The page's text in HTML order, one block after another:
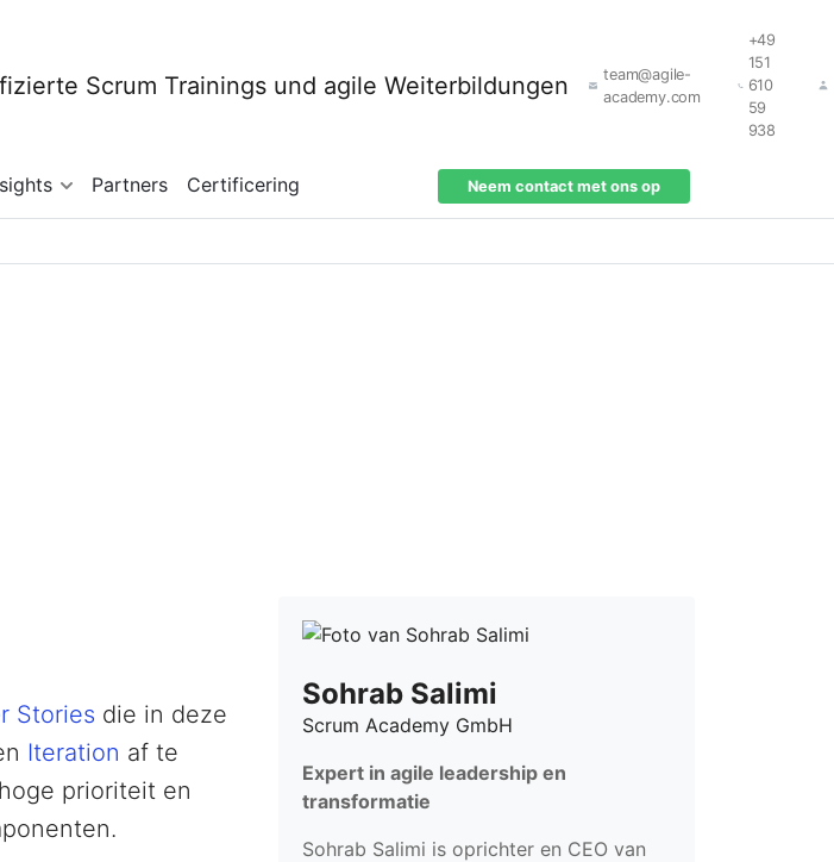
team@agile-
academy.com
+49
151
610
59
938
Partners Certificering Neem contact met ons op
Stories die in deze
Iteration af te
prioriteit en
Sohrab Salimi
Scrum Academy GmbH
Expert in agile leadership en
transformatie
Sohrab Salimi is oprichter en CEO van